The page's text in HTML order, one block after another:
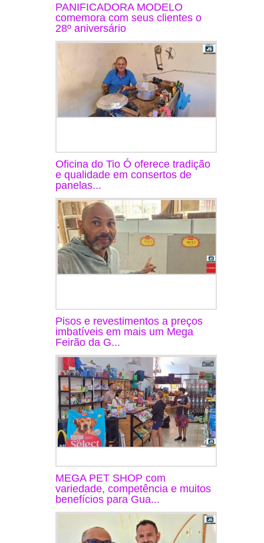
PANIFICADORA MODELO
comemora com seus clientes o
28º aniversário
Oficina do Tio Ó oferece tradição
e qualidade em consertos de
panelas...
Pisos e revestimentos a preços
imbatíveis em mais um Mega
Feirão da G...
MEGA PET SHOP com
variedade, competência e muitos
benefícios para Gua...